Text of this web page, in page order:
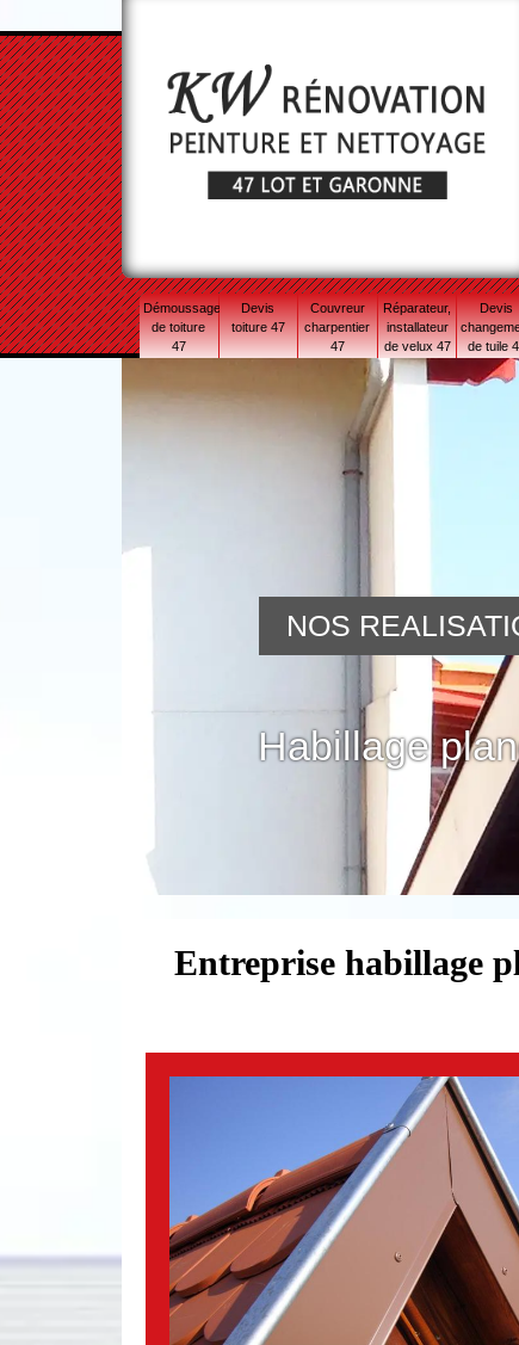
Démoussage
de toiture
47
Devis
toiture 47
Couvreur
charpentier
47
Réparateur,
installateur
de velux 47
Devis
de tuile
Habillage
NOS
Entreprise habillage